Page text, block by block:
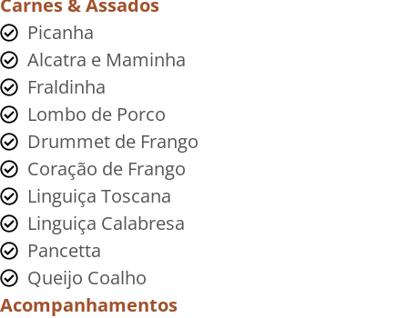
Picanha
Alcatra e Maminha
Fraldinha
Lombo de Porco
Drummet de Frango
Coração de Frango
Linguiça Toscana
Linguiça Calabresa
Pancetta
Queijo Coalho
Acompanhamentos